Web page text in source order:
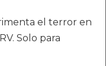
el terror en
Solo para